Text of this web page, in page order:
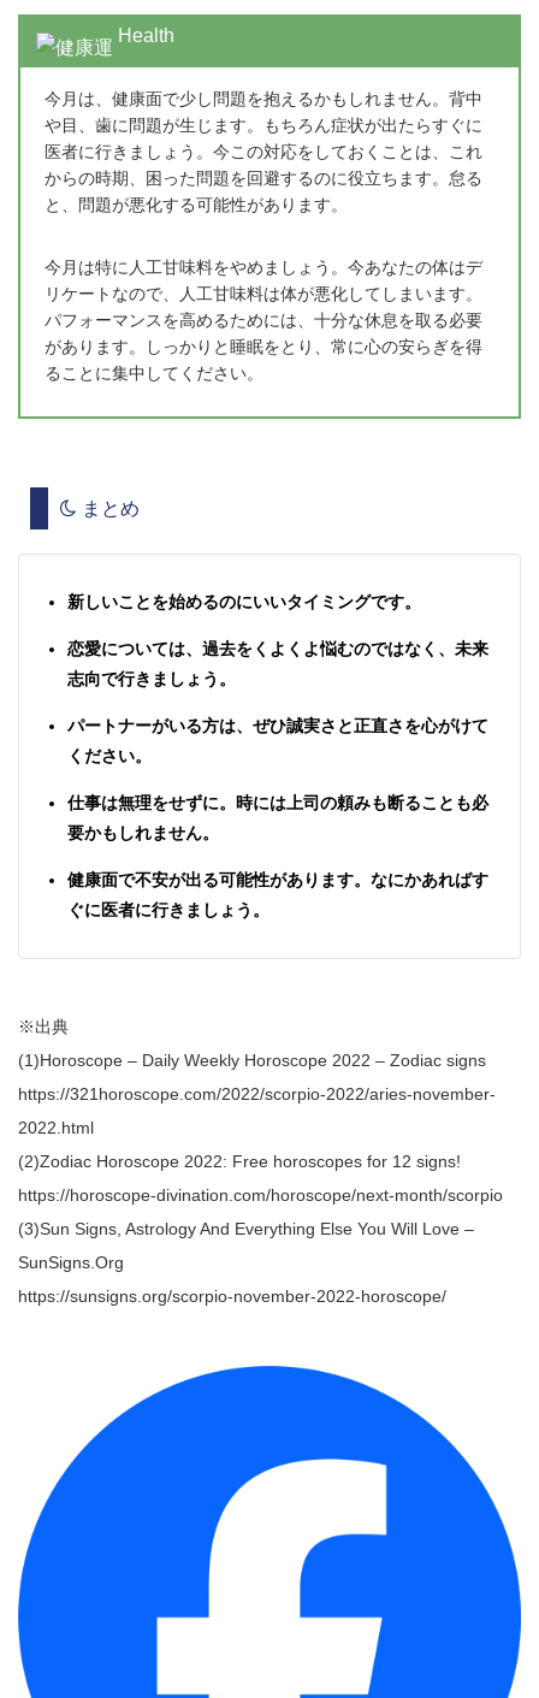
Health
今月は、健康面で少し問題を抱えるかもしれません。背中
や目、歯に問題が生じます。もちろん症状が出たらすぐに
医者に行きましょう。今この対応をしておくことは、これ
からの時期、困った問題を回避するのに役立ちます。怠る
と、問題が悪化する可能性があります。
今月は特に人工甘味料をやめましょう。今あなたの体はデ
リケートなので、人工甘味料は体が悪化してしまいます。
パフォーマンスを高めるためには、十分な休息を取る必要
があります。しっかりと睡眠をとり、常に心の安らぎを得
ることに集中してください。
まとめ
新しいことを始めるのにいいタイミングです。
恋愛については、過去をくよくよ悩むのではなく、未来
志向で行きましょう。
パートナーがいる方は、ぜひ誠実さと正直さを心がけて
ください。
仕事は無理をせずに。時には上司の頼みも断ることも必
要かもしれません。
健康面で不安が出る可能性があります。なにかあればす
ぐに医者に行きましょう。
※出典
(1)Horoscope – Daily Weekly Horoscope 2022 – Zodiac signs
https://321horoscope.com/2022/scorpio-2022/aries-november-
2022.html
(2)Zodiac Horoscope 2022: Free horoscopes for 12 signs!
https://horoscope-divination.com/horoscope/next-month/scorpio
(3)Sun Signs, Astrology And Everything Else You Will Love –
SunSigns.Org
https://sunsigns.org/scorpio-november-2022-horoscope/